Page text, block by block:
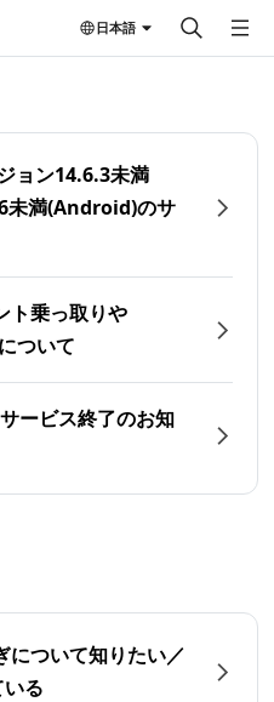
日本語
ョン14.6.3未満
未満(Android)のサ
ト乗っ取りや
ついて
ービス終了のお知
について知りたい／
る